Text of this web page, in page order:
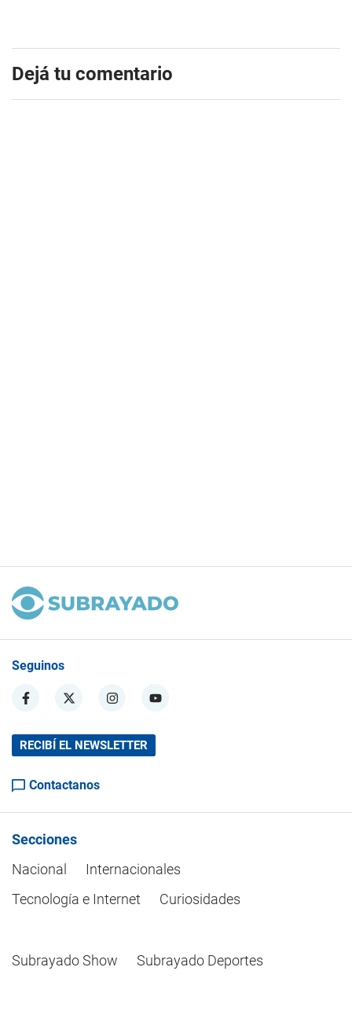
Dejá tu comentario
Seguinos
RECIBÍ EL NEWSLETTER
Contactanos
Secciones
Nacional
Internacionales
Tecnología e Internet
Curiosidades
Subrayado Show Subrayado Deportes